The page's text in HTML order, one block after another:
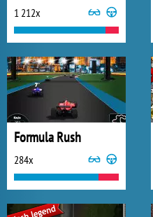
1 212x
Formula Rush
284x